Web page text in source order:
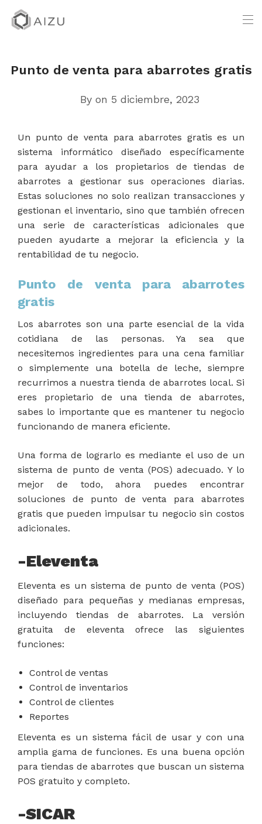
Punto de venta para abarrotes gratis
By on 5 diciembre, 2023
Un punto de venta para abarrotes gratis es un
sistema informático diseñado específicamente
para ayudar a los propietarios de tiendas de
abarrotes a gestionar sus operaciones diarias.
Estas soluciones no solo realizan transacciones y
gestionan el inventario, sino que también ofrecen
una serie de características adicionales que
pueden ayudarte a mejorar la eficiencia y la
rentabilidad de tu negocio.
Punto de venta para abarrotes
gratis
Los abarrotes son una parte esencial de la vida
cotidiana de las personas. Ya sea que
necesitemos ingredientes para una cena familiar
o simplemente una botella de leche, siempre
recurrimos a nuestra tienda de abarrotes local. Si
eres propietario de una tienda de abarrotes,
sabes lo importante que es mantener tu negocio
funcionando de manera eficiente.
Una forma de lograrlo es mediante el uso de un
sistema de punto de venta (POS) adecuado. Y lo
mejor de todo, ahora puedes encontrar
soluciones de punto de venta para abarrotes
gratis que pueden impulsar tu negocio sin costos
adicionales.
-Eleventa
Eleventa es un sistema de punto de venta (POS)
diseñado para pequeñas y medianas empresas,
incluyendo tiendas de abarrotes. La versión
gratuita de eleventa ofrece las siguientes
funciones:
Control de ventas
Control de inventarios
Control de clientes
Reportes
Eleventa es un sistema fácil de usar y con una
amplia gama de funciones. Es una buena opción
para tiendas de abarrotes que buscan un sistema
POS gratuito y completo.
-SICAR